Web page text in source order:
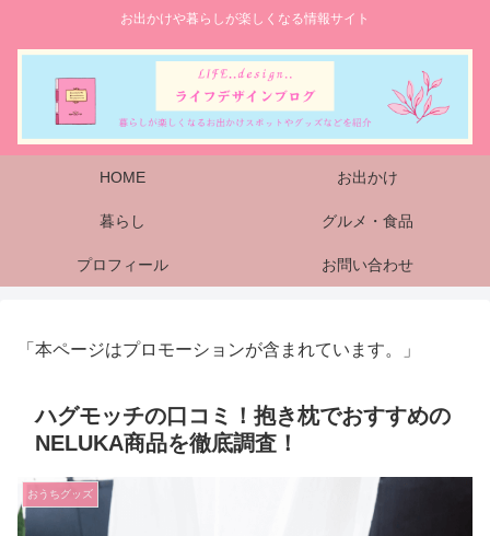
お出かけや暮らしが楽しくなる情報サイト
HOME お出かけ
暮らし グルメ・食品
プロフィール お問い合わせ
「本ページはプロモーションが含まれています。」
ハグモッチの口コミ！抱き枕でおすすめの
NELUKA商品を徹底調査！
おうちグッズ